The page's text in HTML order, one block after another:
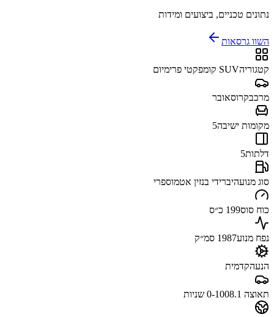
נתונים טכניים, ביצועים ומידות
השוו גרסאות
קטגוריהSUV קומפקטי פרימיום
מרכבקרוסאובר
מקומות ישיבה5
דלתות5
סוג מנועהיברידי בנזין אטמוספרי
כוח סוס199 כ״ס
נפח מנוע1987 סמ״ק
הנעהקדמית
תאוצה 0-100 8.1 שניות